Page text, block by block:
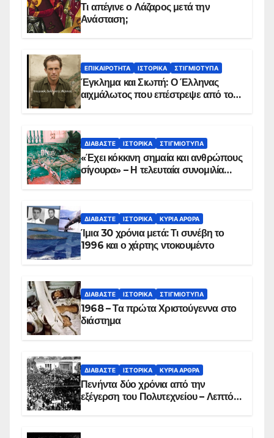
Τι απέγινε ο Λάζαρος μετά την
Ανάσταση;
ΕΠΙΚΑΙΡΌΤΗΤΑ ΙΣΤΟΡΙΚΆ ΣΤΙΓΜΙΌΤΥΠΑ
Έγκλημα και Σιωπή: Ο Έλληνας
αιχμάλωτος που επέστρεψε από το
ΔΙΑΒΆΣΤΕ ΙΣΤΟΡΙΚΆ ΣΤΙΓΜΙΌΤΥΠΑ
«Έχει κόκκινη σημαία και ανθρώπους
σίγουρα» – Η τελευταία συνομιλία
ΔΙΑΒΆΣΤΕ ΙΣΤΟΡΙΚΆ ΚΥΡΙΑ ΑΡΘΡΑ
Ίμια 30 χρόνια μετά: Τι συνέβη το
1996 και ο χάρτης ντοκουμέντο
ΔΙΑΒΆΣΤΕ ΙΣΤΟΡΙΚΆ ΣΤΙΓΜΙΌΤΥΠΑ
1968 – Τα πρώτα Χριστούγεννα στο
διάστημα
ΔΙΑΒΆΣΤΕ ΙΣΤΟΡΙΚΆ ΚΥΡΙΑ ΑΡΘΡΑ
Πενήντα δύο χρόνια από την
εξέγερση του Πολυτεχνείου – Λεπτό